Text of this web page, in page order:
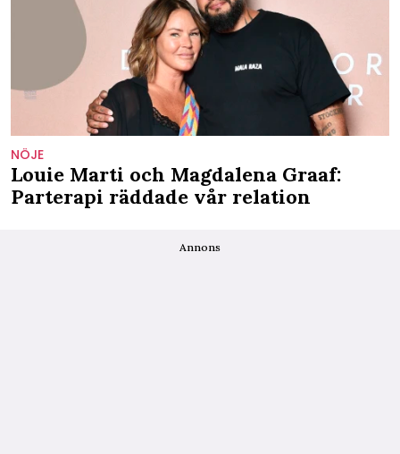
NÖJE
Louie Marti och Magdalena Graaf:
Parterapi räddade vår relation
Annons